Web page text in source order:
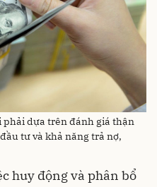
phải dựa trên đánh giá thận
tư và khả năng trả nợ,
huy động và phân bổ